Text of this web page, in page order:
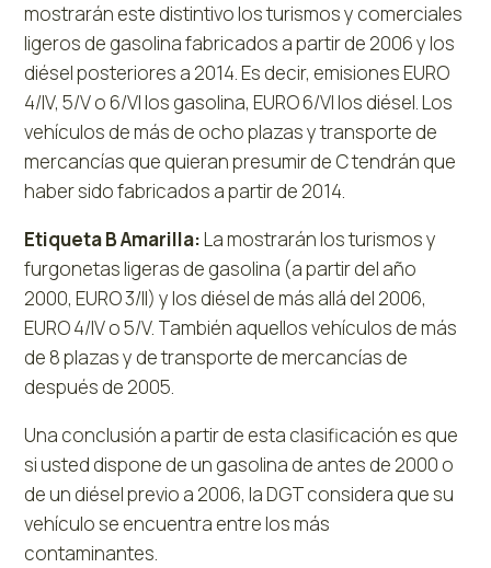
mostrarán este distintivo los turismos y comerciales
ligeros de gasolina fabricados a partir de 2006 y los
diésel posteriores a 2014. Es decir, emisiones EURO
4/IV, 5/V o 6/VI los gasolina, EURO 6/VI los diésel. Los
vehículos de más de ocho plazas y transporte de
mercancías que quieran presumir de C tendrán que
haber sido fabricados a partir de 2014.
Etiqueta B Amarilla:La mostrarán los turismos y
furgonetas ligeras de gasolina (a partir del año
2000, EURO 3/II) y los diésel de más allá del 2006,
EURO 4/IV o 5/V. También aquellos vehículos de más
de 8 plazas y de transporte de mercancías de
después de 2005.
Una conclusión a partir de esta clasificación es que
si usted dispone de un gasolina de antes de 2000 o
de un diésel previo a 2006, la DGT considera que su
vehículo se encuentra entre los más
contaminantes.